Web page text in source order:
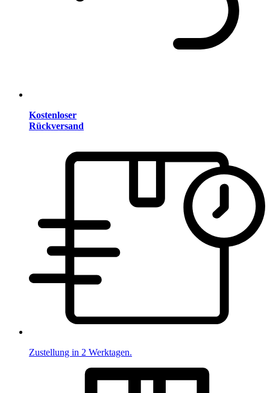
Kostenloser
Rückversand
Zustellung in 2 Werktagen.